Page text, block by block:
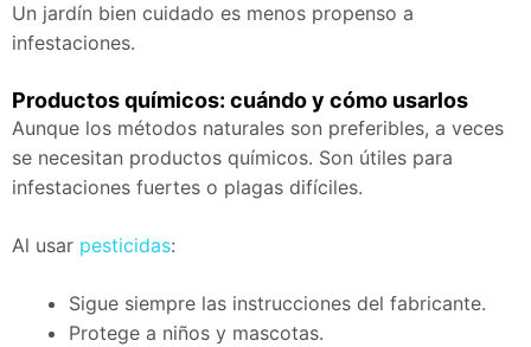
Un jardín bien cuidado es menos propenso a
infestaciones.
Productos químicos: cuándo y cómo usarlos
Aunque los métodos naturales son preferibles, a veces
se necesitan productos químicos. Son útiles para
infestaciones fuertes o plagas difíciles.
Al usar pesticidas:
Sigue siempre las instrucciones del fabricante.
Protege a niños y mascotas.